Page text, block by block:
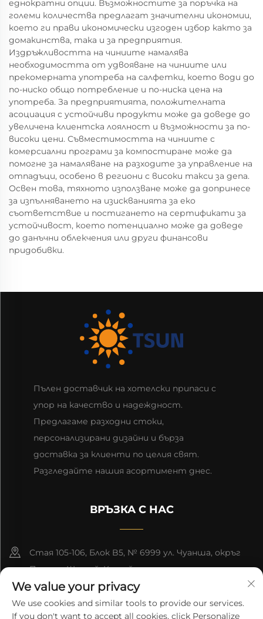
еднократни опции. Възможностите за поръчка на
големи количества предлагат значителни икономии,
което ги прави икономически изгоден избор както за
домакинства, така и за предприятия.
Издръжливостта на чиниите намалява
необходимостта от удвояване на чиниите или
прекомерната употреба на салфетки, което води до
по-ниско общо потребление и по-ниска цена на
употреба. За предприятията, положителната
асоциация с устойчиви продукти може да доведе до
увеличена клиентска лоялност и възможности за по-
високи цени. Съвместимостта на чиниите с
комерсиални програми за компостиране може да
помогне за намаляване на разходите за управление на
отпадъци, особено в региони с високи такси за депа.
Освен това, тяхното използване може да допринесе
за изпълняването на изискванията за еко
съответствие и постигането на сертификати за
устойчивост, което потенциално може да доведе
до данъчни облекчения или други финансови
придобивки.
Пълен доставчик на хотелски припаси с
упор на качество и надеждност.
Предлагаме разходни стоки,
персонализирани дизайни и бърза
доставка за клиенти по целия свят.
Разгледайте нашия асортимент днес.
ВРЪЗКА С НАС
Стая 105-106, Блок B5, № 6999 ул. Чуанша, окръг
Пудонг, Шанхай, Китай
+86-13501965616
We value your privacy
We use cookies and similar tools to provide our services.
If you don't want to accept all cookies, click Personalize